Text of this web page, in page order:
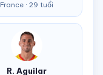
France · 29 tuổi
R. Aguilar